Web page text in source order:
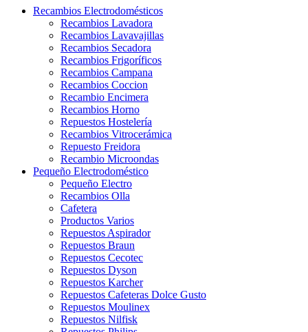
Recambios Electrodomésticos
Recambios Lavadora
Recambios Lavavajillas
Recambios Secadora
Recambios Frigoríficos
Recambios Campana
Recambios Coccion
Recambio Encimera
Recambios Horno
Repuestos Hostelería
Recambios Vitrocerámica
Repuesto Freidora
Recambio Microondas
Pequeño Electrodoméstico
Pequeño Electro
Recambios Olla
Cafetera
Productos Varios
Repuestos Aspirador
Repuestos Braun
Repuestos Cecotec
Repuestos Dyson
Repuestos Karcher
Repuestos Cafeteras Dolce Gusto
Repuestos Moulinex
Repuestos Nilfisk